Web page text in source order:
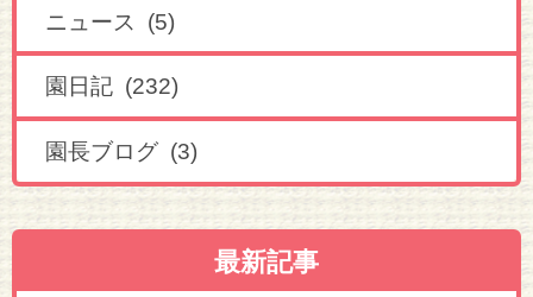
ニュース (5)
園日記 (232)
園長ブログ (3)
最新記事